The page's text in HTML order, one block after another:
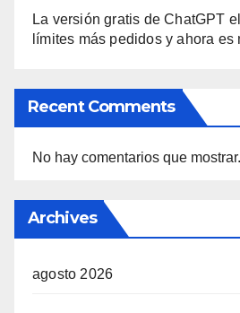
La versión gratis de ChatGPT
límites más pedidos y ahora es
Recent Comments
No hay comentarios que mostrar.
Archives
agosto 2026